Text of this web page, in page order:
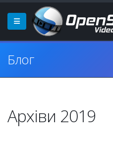
Блог
Архіви 2019